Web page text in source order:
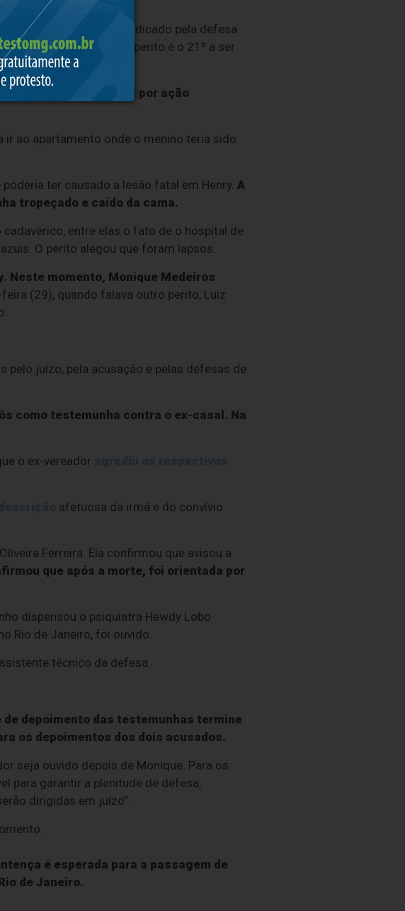
Huber Tauil, indicado pela defesa
Médico Legal (IML). O perito é o 21º a ser
de lesão hepática por ação
ir ao apartamento onde o menino teria sido
ter causado a lesão fatal em Henry. A
tropeçado e caído da cama.
entre elas o fato de o hospital de
O perito alegou que foram lapsos.
Neste momento, Monique Medeiros
(29), quando falava outro perito, Luiz
juízo, pela acusação e pelas defesas de
como testemunha contra o ex-casal. Na
o ex-vereador
afetuosa da irmã e do convívio
Ferreira. Ela confirmou que avisou a
que após a morte, foi orientada por
dispensou o psiquiatra Hewdy Lobo
Rio de Janeiro, foi ouvido.
técnico da defesa.
depoimento das testemunhas termine
os depoimentos dos dois acusados.
seja ouvido depois de Monique. Para os
para garantir a plenitude de defesa,
dirigidas em juízo”.
é esperada para a passagem de
de Janeiro.